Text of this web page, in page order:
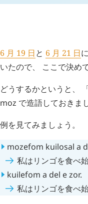
6 月 19 日と 6 月 21 日
いたので、 ここで決め
どうするかというと、
moz で造語しておきま
例を見てみましょう。
mozefom kuilosal a
私はリンゴを食べ始
kuilefom a del ezor.
私はリンゴを食べ始